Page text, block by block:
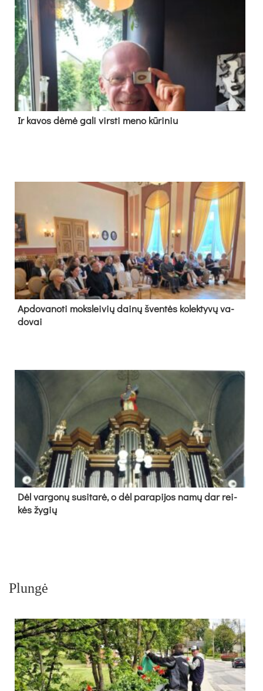
Ir ka­vos dė­mė ga­li virs­ti me­no kū­ri­niu
Ap­do­va­no­ti moks­lei­vių dai­nų šven­tės ko­lek­ty­vų va­
do­vai
Dėl var­go­nų su­si­ta­rė, o dėl pa­ra­pi­jos na­mų dar rei­
kės žy­gių
Plungė